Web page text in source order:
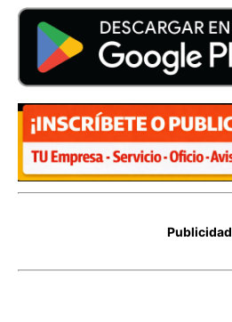
Publicidad